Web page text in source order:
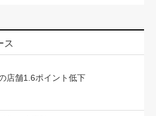
ス
店舗1.6ポイント低下